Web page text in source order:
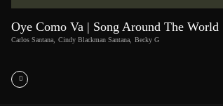
Oye Como Va | Song Around The World
Carlos Santana Cindy Blackman Santana Becky G